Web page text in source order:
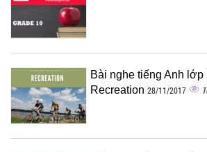
Bài nghe tiếng Anh lớp
Recreation 28/11/2017